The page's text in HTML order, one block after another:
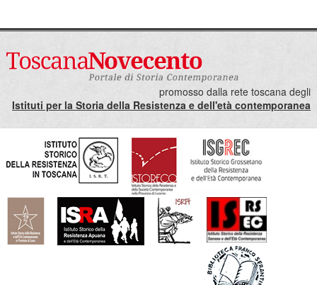
promosso dalla rete toscana degli
Istituti per la Storia della Resistenza e dell'età contemporanea